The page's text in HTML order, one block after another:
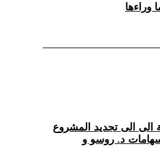
الى الى تجديد المشروع
د. روسو و